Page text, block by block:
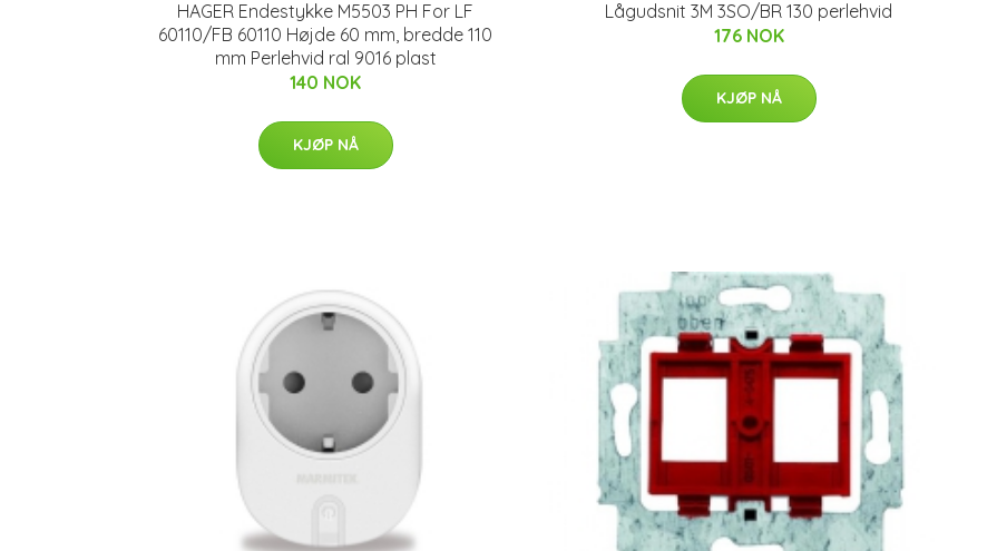
HAGER Endestykke M5503 PH For LF
60110/FB 60110 Højde 60 mm, bredde 110
mm Perlehvid ral 9016 plast
140 NOK
KJØP NÅ
Lågudsnit 3M 3SO/BR 130 perlehvid
176 NOK
KJØP NÅ